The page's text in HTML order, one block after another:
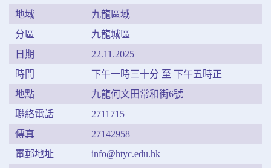
地域
九龍區域
分區
九龍城區
日期
22.11.2025
時間
下午⼀時三⼗分 ⾄ 下午五時正
地點
九⿓何⽂⽥常和街6號
聯絡電話
2711715
傳真
27142958
電郵地址
info@htyc.edu.hk